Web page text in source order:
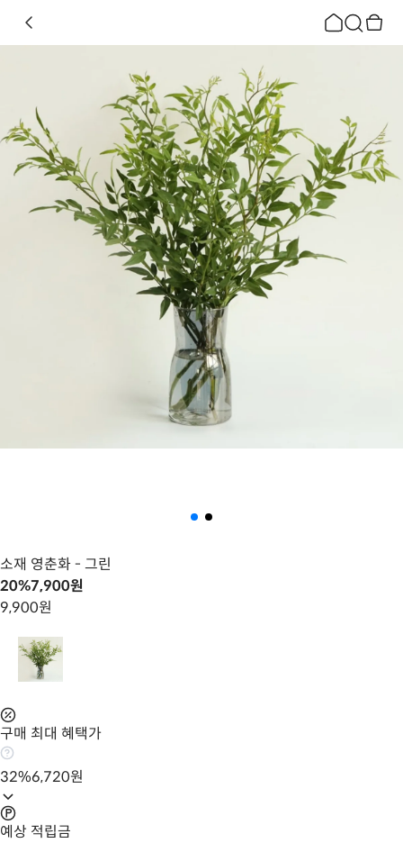
소재 영춘화- 그린
20%7,900원
9,900원
구매 최대 혜택가
32%6,720원
예상 적립금